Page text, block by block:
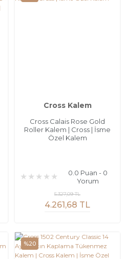
Cross Kalem
Cross Calais Rose Gold
Roller Kalem | Cross | İsme
Özel Kalem
0.0 Puan - 0
Yorum
4.261,68 TL
5.327,09 TL
%20